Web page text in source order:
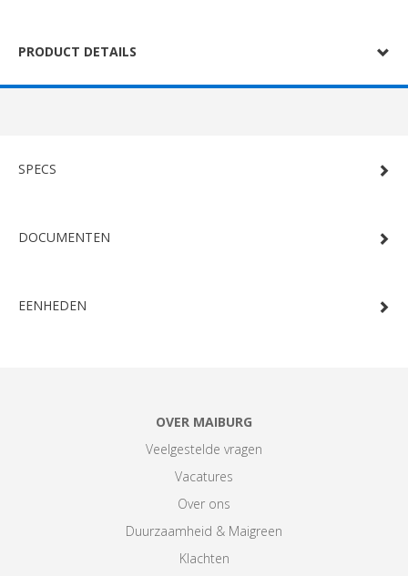
PRODUCT DETAILS
SPECS
DOCUMENTEN
EENHEDEN
OVER MAIBURG
Veelgestelde vragen
Vacatures
Over ons
Duurzaamheid & Maigreen
Klachten